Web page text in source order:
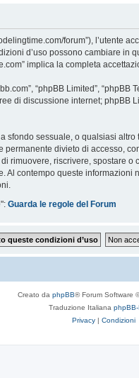
forum”),
d’uso possono cambiare
implica la completa
“phpBB Limited”,
di discussione internet;
sessuale, o qualsiasi
divieto di accesso,
rimuovere, riscrivere,
contempo queste
Guarda le regole del Forum
Creato da phpBB® Forum Software
Traduzione Italiana
Privacy | Condizioni